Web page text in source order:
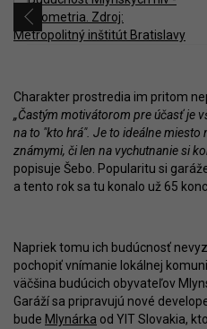
Charakter prostredia im pritom
„Častým motivátorom pre účasť je
na to "kto hrá". Je to ideálne miesto
známymi, či len na vychutnanie si
popisuje Šebo. Popularitu si
a tento rok sa tu konalo už 65
Napriek tomu ich budúcnosť
pochopiť vnímanie lokálnej
väčšina budúcich obyvateľov
Garáží sa pripravujú nové
bude Mlynárka od YIT Slovakia,